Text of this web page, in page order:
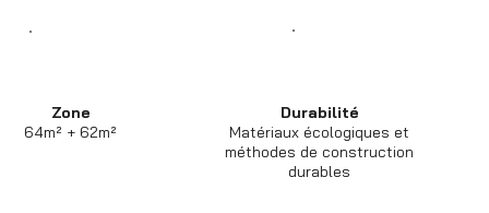
Zone
64m² + 62m²
Durabilité
Matériaux écologiques et
méthodes de construction
durables